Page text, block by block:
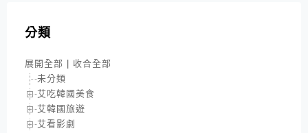
分類
展開全部
收合全部
未分類
艾吃韓國美食
艾韓國旅遊
艾看影劇